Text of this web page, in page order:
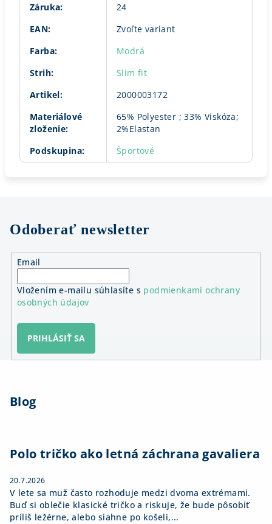
Záruka:
24
EAN:
Zvoľte variant
Farba:
Modrá
Strih:
Slim fit
Artikel:
2000003172
Materiálové
zloženie:
65% Polyester ; 33% Viskóza;
2%Elastan
Podskupina: Športové
Odoberať newsletter
Email
Vložením e-mailu súhlasíte s podmienkami ochrany
osobných údajov
PRIHLÁSIŤ SA
Blog
Polo tričko ako letná záchrana gavaliera
20.7.2026
V lete sa muž často rozhoduje medzi dvoma extrémami.
Buď si oblečie klasické tričko a riskuje, že bude pôsobiť
príliš ležérne, alebo siahne po košeli,...